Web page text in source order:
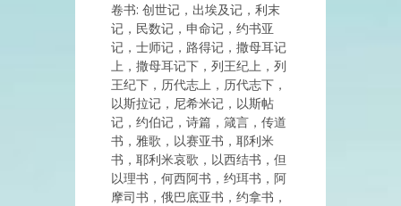
卷书: 创世记，出埃及记，利末
记，民数记，申命记，约书亚
记，士师记，路得记，撒母耳记
上，撒母耳记下，列王纪上，列
王纪下，历代志上，历代志下，
以斯拉记，尼希米记，以斯帖
记，约伯记，诗篇，箴言，传道
书，雅歌，以赛亚书，耶利米
书，耶利米哀歌，以西结书，但
以理书，何西阿书，约珥书，阿
摩司书，俄巴底亚书，约拿书，